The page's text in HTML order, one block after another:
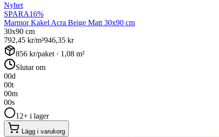
Nyhet
SPARA16%
Marmor Kakel Acra Beige Matt 30x90 cm
30x90 cm
792,45 kr/m²946,35 kr
856 kr/paket · 1,08 m²
Slutar om
00d
00t
00m
00s
12+ i lager
Lägg i varukorg